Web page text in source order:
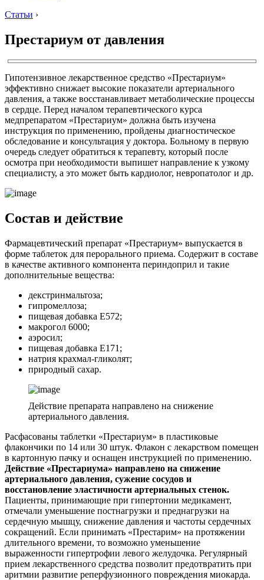
Статьи ›
Престариум от давления
Гипотензивное лекарственное средство «Престариум»
эффективно снижает высокие показатели артериального
давления, а также восстанавливает метаболические процессы
в сердце. Перед началом терапевтического курса
медпрепаратом «Престариум» должна быть изучена
инструкция по применению, пройдены диагностическое
обследование и консультация у доктора. Больному в первую
очередь следует обратиться к терапевту, который после
осмотра при необходимости выпишет направление к узкому
специалисту, а это может быть кардиолог, невропатолог и др.
Состав и действие
Фармацевтический препарат «Престариум» выпускается в
форме таблеток для перорального приема. Содержит в составе
в качестве активного компонента периндоприл и такие
дополнительные вещества:
декстринмальтоза;
гипромеллоза;
пищевая добавка Е572;
макрогол 6000;
аэросил;
пищевая добавка Е171;
натрия крахмал-гликолят;
природный сахар.
Действие препарата направлено на снижение
артериального давления.
Расфасованы таблетки «Престариум» в пластиковые
флакончики по 14 или 30 штук. Флакон с лекарством помещен
в картонную пачку и оснащен инструкцией по применению.
Действие «Престариума» направлено на снижение
артериального давления, сужение сосудов и
восстановление эластичности артериальных стенок.
Пациенты, принимающие при гипертонии медикамент,
отмечали уменьшение постнагрузки и преднагрузки на
сердечную мышцу, снижение давления и частоты сердечных
сокращений. Если принимать «Престарим» на протяжении
длительного времени, то возможно уменьшение
выраженности гипертрофии левого желудочка. Регулярный
прием лекарственного средства позволит предотвратить при
аритмии развитие реперфузионного повреждения миокарда.